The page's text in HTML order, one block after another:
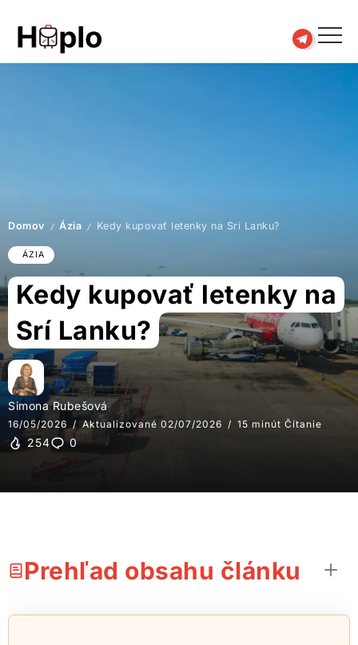
Domov / Ázia / Kedy kupovať letenky na Srí Lanku?
ÁZIA
Kedy kupovať letenky na
Srí Lanku?
Simona Rubešová
16/05/2026 Aktualizované 02/07/2026 15 minút Čítanie
254 0
Prehľad obsahu článku